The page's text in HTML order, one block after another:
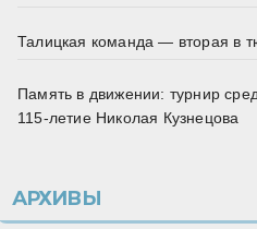
Талицкая команда — вторая в
Память в движении: турнир
115‑летие Николая Кузнецова
АРХИВЫ